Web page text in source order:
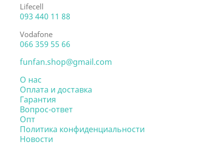
Lifecell
093 440 11 88
Vodafone
066 359 55 66
funfan.shop@gmail.com
О нас
Оплата и доставка
Гарантия
Вопрос-ответ
Опт
Политика конфиденциальности
Новости